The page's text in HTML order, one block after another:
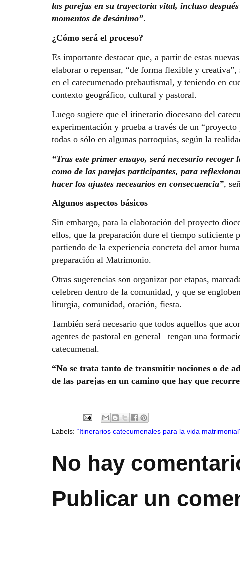
las parejas en su trayectoria vital, incluso
momentos de desánimo”.
¿Cómo será el proceso?
Es importante destacar que, a partir de estas
elaborar o repensar, “de forma flexible y
en el catecumenado prebautismal, y teniendo en
contexto geográfico, cultural y pastoral.
Luego sugiere que el itinerario diocesano del
experimentación y prueba a través de un
todas o sólo en algunas parroquias, según la
“Tras este primer ensayo, será necesario
como de las parejas participantes, para
hacer los ajustes necesarios en consecuencia”,
Algunos aspectos básicos
Sin embargo, para la elaboración del proyecto
ellos, que la preparación dure el tiempo suficiente
partiendo de la experiencia concreta del amor
preparación al Matrimonio.
Otras sugerencias son organizar por etapas,
celebren dentro de la comunidad, y que se
liturgia, comunidad, oración, fiesta.
También será necesario que todos aquellos que
agentes de pastoral en general– tengan una
catecumenal.
“No se trata tanto de transmitir nociones o de
de las parejas en un camino que hay que
Labels: “Itinerarios catecumenales para la vida
No hay
Publicar un